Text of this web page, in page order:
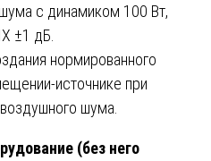
с динамиком 100 Вт,
±1 дБ.
нормированного
источнике при
шума.
(без него